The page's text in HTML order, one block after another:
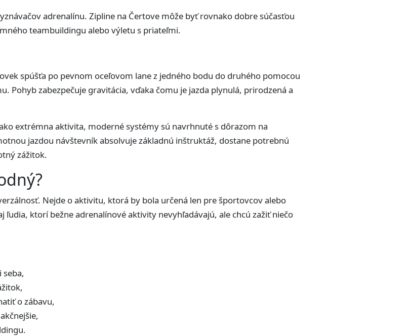
adrenalínu. Zipline na Čertove môže byť rovnako dobre súčasťou
teambuildingu alebo výletu s priateľmi.
spúšťa po pevnom oceľovom lane z jedného bodu do druhého pomocou
Pohyb zabezpečuje gravitácia, vďaka čomu je jazda plynulá, prirodzená a
extrémna aktivita, moderné systémy sú navrhnuté s dôrazom na
jazdou návštevník absolvuje základnú inštruktáž, dostane potrebnú
zážitok.
Nejde o aktivitu, ktorá by bola určená len pre športovcov alebo
ľudia, ktorí bežne adrenalínové aktivity nevyhľadávajú, ale chcú zažiť niečo
o zábavu,